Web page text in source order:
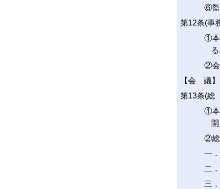
⑥監
第12条(事
①本
②会
【会 議】
第13条(
①本
②総
一
二
三